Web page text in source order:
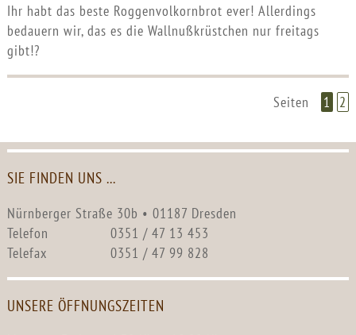
Ihr habt das beste Roggenvolkornbrot ever! Allerdings
bedauern wir, das es die Wallnußkrüstchen nur freitags
gibt!?
Seiten 1 2
SIE FINDEN UNS ...
Nürnberger Straße 30b • 01187 Dresden
Telefon
0351 / 47 13 453
Telefax
0351 / 47 99 828
UNSERE ÖFFNUNGSZEITEN